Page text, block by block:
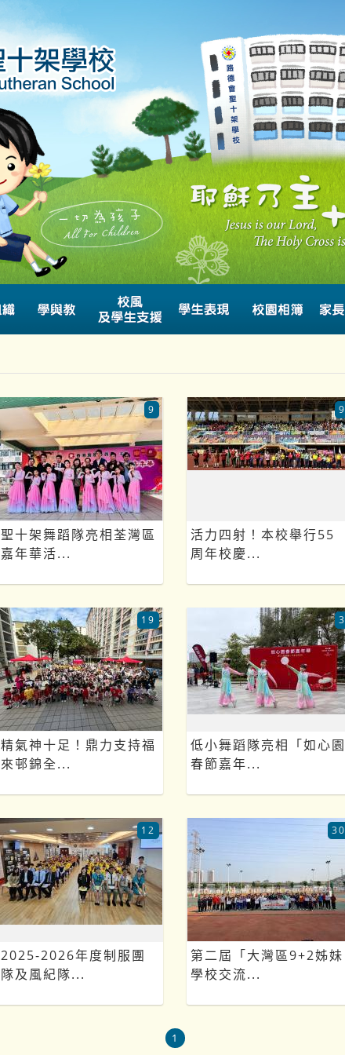
聖十架舞蹈隊亮相荃灣區
嘉年華活...
9
活力四射！本校舉行55
周年校慶...
9
精氣神十足！鼎力支持福
來邨錦全...
19
低小舞蹈隊亮相「如心園
春節嘉年...
3
2025-2026年度制服團
隊及風紀隊...
12
第二屆「大灣區9+2姊妹
學校交流...
30
1